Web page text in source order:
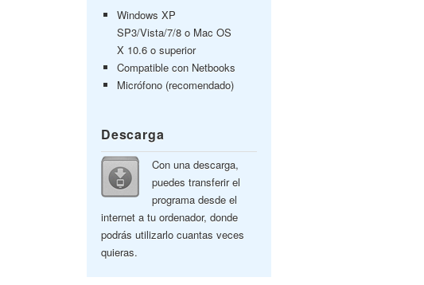
Windows XP
SP3/Vista/7/8 o Mac OS
X 10.6 o superior
Compatible con Netbooks
Micrófono (recomendado)
Descarga
Con una descarga,
puedes transferir el
programa desde el
internet a tu ordenador, donde
podrás utilizarlo cuantas veces
quieras.